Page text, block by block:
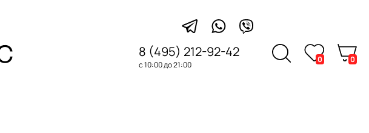
8 (495) 212-92-42
с 10:00 до 21:00
0 0